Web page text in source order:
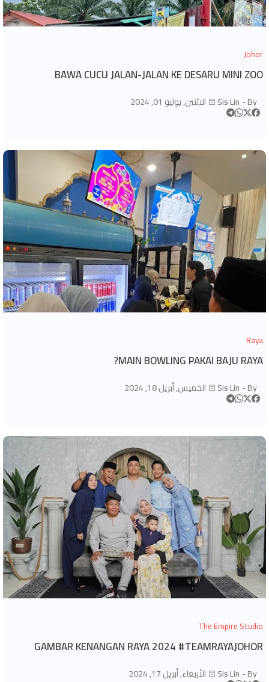
Johor
BAWA CUCU JALAN-JALAN KE DESARU MINI ZOO
By -
Sis Lin الاثنين, يوليو 01, 2024
Raya
MAIN BOWLING PAKAI BAJU RAYA?
By -
Sis Lin الخميس, أبريل 18, 2024
The Empire Studio
GAMBAR KENANGAN RAYA 2024 #TEAMRAYAJOHOR
By -
Sis Lin الأربعاء, أبريل 17, 2024